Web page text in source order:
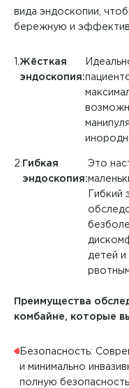
вида эндоскопии,
бережную и
Жёсткая
эндоскопия:
Гибкая
эндоскопия:
Это
Гибкий
детей
Преимущества
комбайне, которые
Безопасность:
и минимально
полную
Аванесян Тигран
Аввясова Гульшат
Авдеенко Марина
Агарин Антон
Аглиуллов Альберт
Албутова Марина
Академия МРТ
Академия на
Академия на Гая
Направление
Аллергология и
Анестезиология
Безоперационное
Я даю согласие на
Я даю согласие на